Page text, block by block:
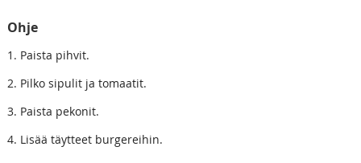
Ohje
1. Paista pihvit.
2. Pilko sipulit ja tomaatit.
3. Paista pekonit.
4. Lisää täytteet burgereihin.